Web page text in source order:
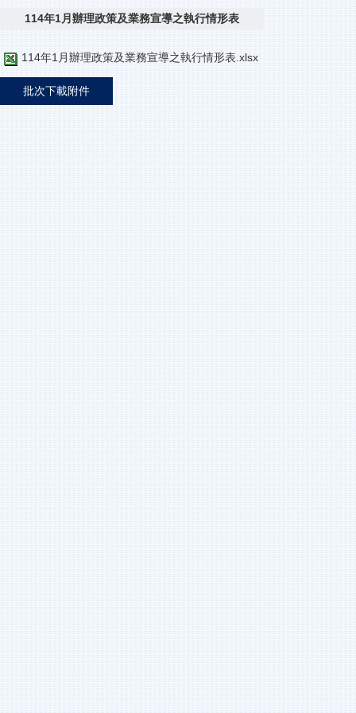
114年1月辦理政策及業務宣導之執行情形表
114年1月辦理政策及業務宣導之執行情形表.xlsx
批次下載附件